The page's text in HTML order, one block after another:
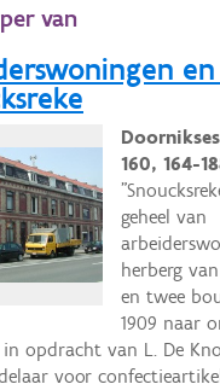
van
160, 164-
geheel van
herberg
en twee
1909 naar
in opdracht van L. De
voor